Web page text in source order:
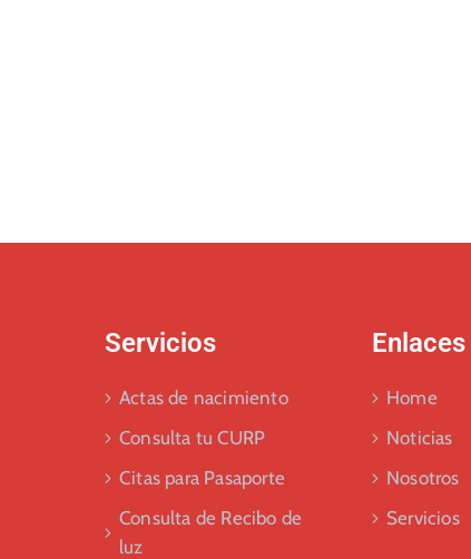
Servicios
Actas de nacimiento
Consulta tu CURP
Citas para Pasaporte
Consulta de Recibo de
luz
Enlaces
Home
Noticias
Nosotros
Servicios